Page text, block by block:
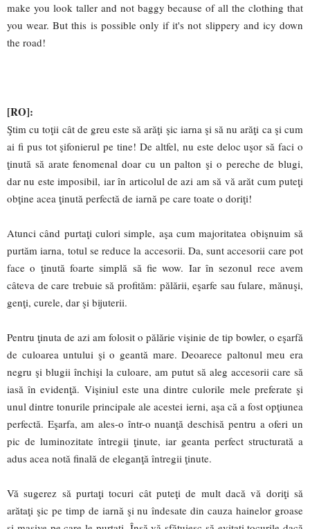
make you look taller and not baggy because of all the clothing that
you wear. But this is possible only if it's not slippery and icy down
the road!
[RO]:
Ştim cu toţii cât de greu este să arăţi şic iarna şi să nu arăţi ca şi cum
ai fi pus tot şifonierul pe tine! De altfel, nu este deloc uşor să faci o
ţinută să arate fenomenal doar cu un palton şi o pereche de blugi,
dar nu este imposibil, iar în articolul de azi am să vă arăt cum puteţi
obţine acea ţinută perfectă de iarnă pe care toate o doriţi!
Atunci când purtaţi culori simple, aşa cum majoritatea obişnuim să
purtăm iarna, totul se reduce la accesorii. Da, sunt accesorii care pot
face o ţinută foarte simplă să fie wow. Iar în sezonul rece avem
câteva de care trebuie să profităm: pălării, eşarfe sau fulare, mănuşi,
genţi, curele, dar şi bijuterii.
Pentru ţinuta de azi am folosit o pălărie vişinie de tip bowler, o eşarfă
de culoarea untului şi o geantă mare. Deoarece paltonul meu era
negru şi blugii închişi la culoare, am putut să aleg accesorii care să
iasă în evidenţă. Vişiniul este una dintre culorile mele preferate şi
unul dintre tonurile principale ale acestei ierni, aşa că a fost opţiunea
perfectă. Eşarfa, am ales-o într-o nuanţă deschisă pentru a oferi un
pic de luminozitate întregii ţinute, iar geanta perfect structurată a
adus acea notă finală de eleganţă întregii ţinute.
Vă sugerez să purtaţi tocuri cât puteţi de mult dacă vă doriţi să
arătaţi şic pe timp de iarnă şi nu îndesate din cauza hainelor groase